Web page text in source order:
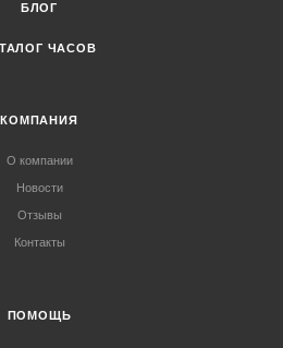
БЛОГ
ЧАСОВ
КОМПАНИЯ
О компании
Новости
Отзывы
Контакты
ПОМОЩЬ